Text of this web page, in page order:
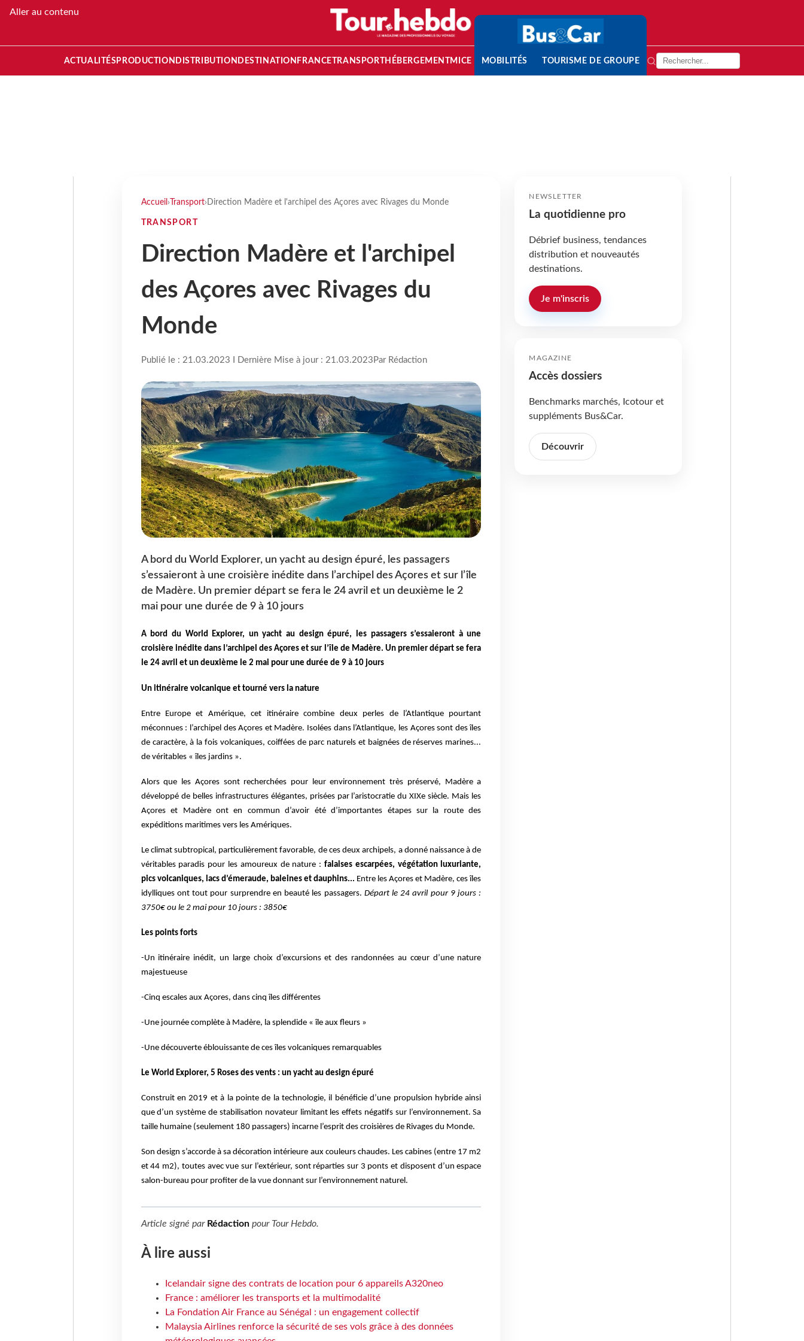
Aller au contenu
ACTUALITÉS PRODUCTION DISTRIBUTION DESTINATION FRANCETRANSPORT HÉBERGEMENTMICE MOBILITÉS TOURISME DE GROUPE
Accueil › Transport› Direction Madère et l'archipel des Açores avec Rivages du Monde
TRANSPORT
Direction Madère et l'archipel
des Açores avec Rivages du
Monde
Publié le : 21.03.2023 I Dernière Mise à jour : 21.03.2023 Par Rédaction
A bord du World Explorer, un yacht au design épuré, les passagers
s’essaieront à une croisière inédite dans l’archipel des Açores et sur l’île
de Madère. Un premier départ se fera le 24 avril et un deuxième le 2
mai pour une durée de 9 à 10 jours
A bord du World Explorer, un yacht au design épuré, les passagers s’essaieront à une
croisière inédite dans l’archipel des Açores et sur l’île de Madère. Un premier départ se fera
le 24 avril et un deuxième le 2 mai pour une durée de 9 à 10 jours
Un itinéraire volcanique et tourné vers la nature
Entre Europe et Amérique, cet itinéraire combine deux perles de l’Atlantique pourtant
méconnues : l’archipel des Açores et Madère. Isolées dans l’Atlantique, les Açores sont des îles
de caractère, à la fois volcaniques, coiffées de parc naturels et baignées de réserves marines...
de véritables « îles jardins ».
Alors que les Açores sont recherchées pour leur environnement très préservé, Madère a
développé de belles infrastructures élégantes, prisées par l’aristocratie du XIXe siècle. Mais les
Açores et Madère ont en commun d’avoir été d’importantes étapes sur la route des
expéditions maritimes vers les Amériques.
Le climat subtropical, particulièrement favorable, de ces deux archipels, a donné naissance à de
véritables paradis pour les amoureux de nature : falaises escarpées, végétation luxuriante,
pics volcaniques, lacs d’émeraude, baleines et dauphins... Entre les Açores et Madère, ces îles
idylliques ont tout pour surprendre en beauté les passagers. Départ le 24 avril pour 9 jours :
3750€ ou le 2 mai pour 10 jours : 3850€
Les points forts
-Un itinéraire inédit, un large choix d’excursions et des randonnées au cœur d’une nature
majestueuse
-Cinq escales aux Açores, dans cinq îles différentes
-Une journée complète à Madère, la splendide « île aux fleurs »
-Une découverte éblouissante de ces îles volcaniques remarquables
Le World Explorer, 5 Roses des vents: un yacht au design épuré
Construit en 2019 et à la pointe de la technologie, il bénéficie d’une propulsion hybride ainsi
que d’un système de stabilisation novateur limitant les effets négatifs sur l’environnement. Sa
taille humaine (seulement 180 passagers) incarne l’esprit des croisières de Rivages du Monde.
Son design s’accorde à sa décoration intérieure aux couleurs chaudes. Les cabines (entre 17 m2
et 44 m2), toutes avec vue sur l’extérieur, sont réparties sur 3 ponts et disposent d’un espace
salon-bureau pour profiter de la vue donnant sur l’environnement naturel.
Article signé par Rédactionpour Tour Hebdo.
À lire aussi
Icelandair signe des contrats de location pour 6 appareils A320neo
France : améliorer les transports et la multimodalité
La Fondation Air France au Sénégal : un engagement collectif
Malaysia Airlines renforce la sécurité de ses vols grâce à des données
NEWSLETTER
La quotidienne pro
Débrief business, tendances
distribution et nouveautés
destinations.
Je m'inscris
MAGAZINE
Accès dossiers
Benchmarks marchés, Icotour et
suppléments Bus&Car.
Découvrir